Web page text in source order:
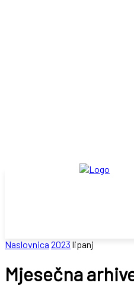
Naslovnica 2023 lipanj
Mjesečna